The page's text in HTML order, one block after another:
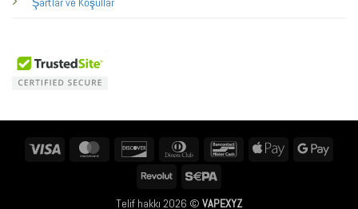
Visa MasterCard Discover
Dinners
BancontactApple
Revolut
Telif hakkı 2026 © VAPEXYZ